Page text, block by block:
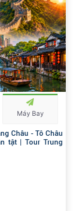
Máy Bay
Châu - Tô Châu
tật | Tour Trung